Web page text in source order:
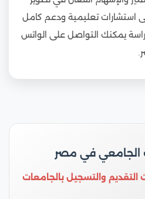
استشارات تعليمية ودعم كامل
يمكنك التواصل على الواتس
الجامعي في مصر
التقديم والتسجيل بالجامعات